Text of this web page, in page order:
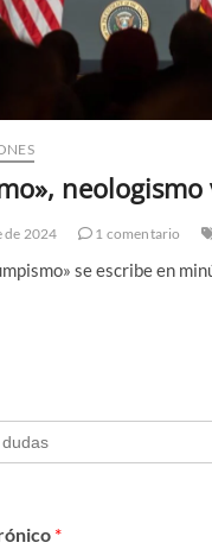
neologismo
de 2024 1 comentario
se escribe en
*